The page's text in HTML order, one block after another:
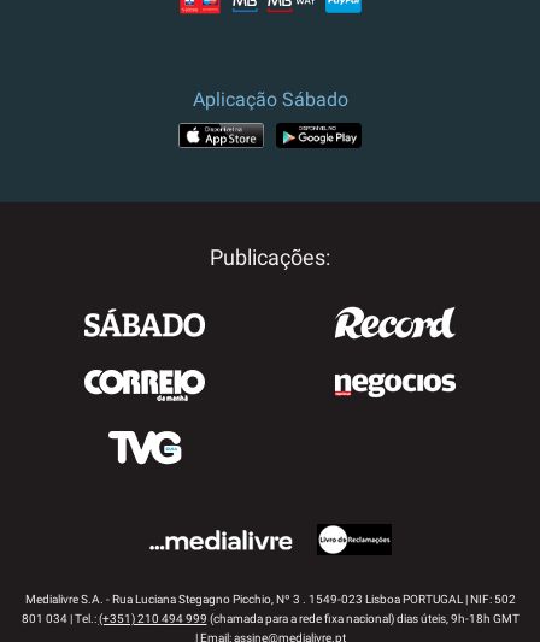
Aplicação Sábado
Publicações:
Medialivre S.A. - Rua Luciana Stegagno Picchio, Nº 3 . 1549-023 Lisboa PORTUGAL | NIF: 502
801 034 | Tel.:(+351) 210 494 999 (chamada para a rede fixa nacional) dias úteis, 9h-18h GMT
| Email:assine@medialivre.pt